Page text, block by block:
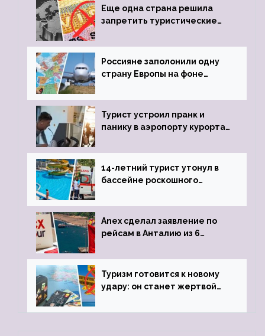
Еще одна страна решила
запретить туристические
Россияне заполонили одну
страну Европы на фоне
виз
Турист устроил пранк и
панику в аэропорту курорта,
задержке рейса
14-летний турист утонул в
бассейне роскошного
Anex сделал заявление по
рейсам в Анталию из 6
Туризм готовится к новому
удару: он станет жертвой